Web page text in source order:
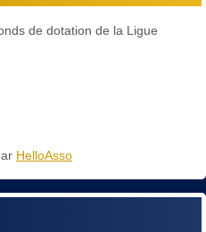
de dotation de la Ligue
HelloAsso